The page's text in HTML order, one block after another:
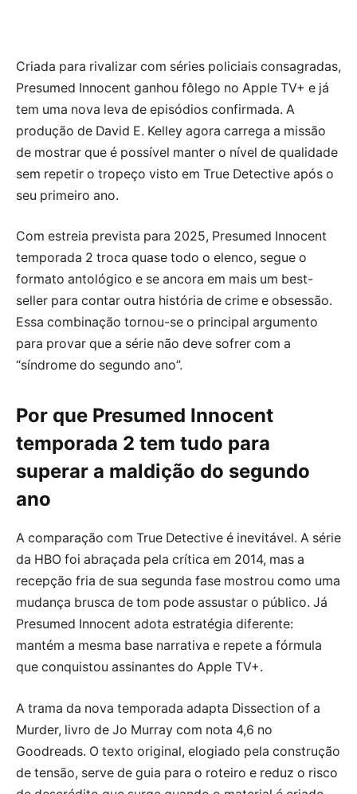
Criada para rivalizar com séries policiais consagradas,
Presumed Innocent ganhou fôlego no Apple TV+ e já
tem uma nova leva de episódios confirmada. A
produção de David E. Kelley agora carrega a missão
de mostrar que é possível manter o nível de qualidade
sem repetir o tropeço visto em True Detective após o
seu primeiro ano.
Com estreia prevista para 2025, Presumed Innocent
temporada 2 troca quase todo o elenco, segue o
formato antológico e se ancora em mais um best-
seller para contar outra história de crime e obsessão.
Essa combinação tornou-se o principal argumento
para provar que a série não deve sofrer com a
“síndrome do segundo ano”.
Por que Presumed Innocent
temporada 2 tem tudo para
superar a maldição do segundo
ano
A comparação com True Detective é inevitável. A série
da HBO foi abraçada pela crítica em 2014, mas a
recepção fria de sua segunda fase mostrou como uma
mudança brusca de tom pode assustar o público. Já
Presumed Innocent adota estratégia diferente:
mantém a mesma base narrativa e repete a fórmula
que conquistou assinantes do Apple TV+.
A trama da nova temporada adapta Dissection of a
Murder, livro de Jo Murray com nota 4,6 no
Goodreads. O texto original, elogiado pela construção
de tensão, serve de guia para o roteiro e reduz o risco